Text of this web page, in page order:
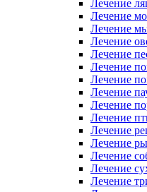
Лечение
Лечение
Лечение
Лечение
Лечение
Лечение
Лечение
Лечение
Лечение
Лечение
Лечение
Лечение
Лечение
Лечение
Лечение